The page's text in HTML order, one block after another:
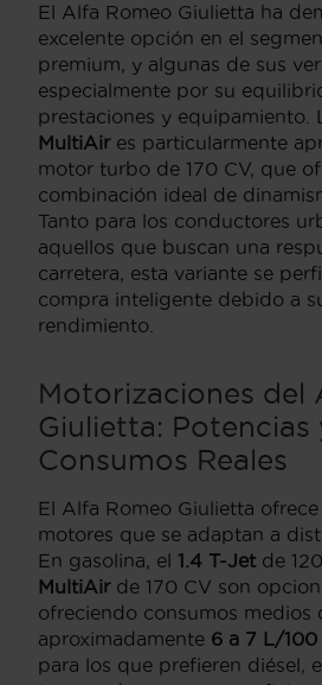
El Alfa Romeo Giulietta ha
excelente opción en el
premium, y algunas de sus
especialmente por su
prestaciones y equipamiento.
MultiAires particularmente
motor turbo de 170 CV, que
combinación ideal de
Tanto para los conductores
aquellos que buscan una
carretera, esta variante se
compra inteligente debido a
rendimiento.
Motorizaciones del
Giulietta: Potencias
Consumos Reales
El Alfa Romeo Giulietta
motores que se adaptan a
En gasolina, el 1.4 T-Jet de
MultiAirde 170 CV son
ofreciendo consumos medios
aproximadamente 6 a 7 L/100
para los que prefieren diésel,